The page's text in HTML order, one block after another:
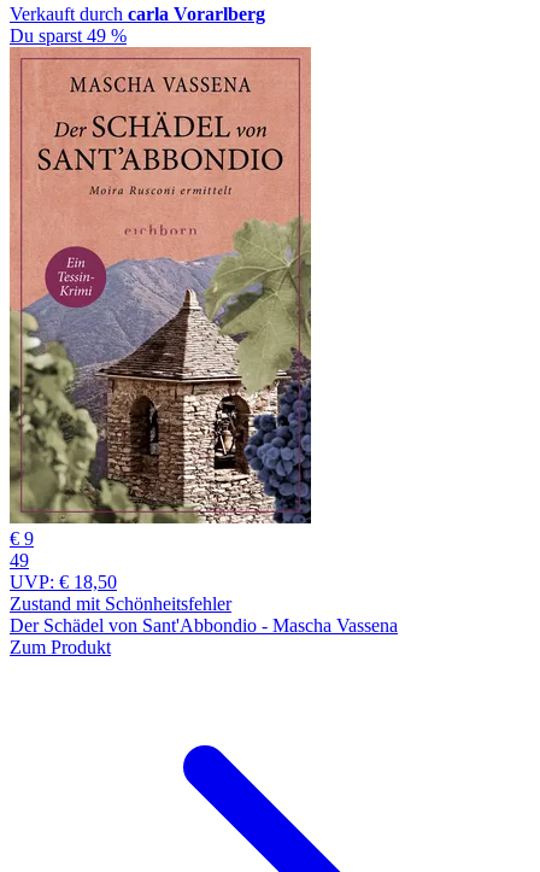
Verkauft durch carla Vorarlberg
Du sparst 49 %
€ 9
49
UVP: € 18,50
Zustand mit Schönheitsfehler
Der Schädel von Sant'Abbondio - Mascha Vassena
Zum Produkt